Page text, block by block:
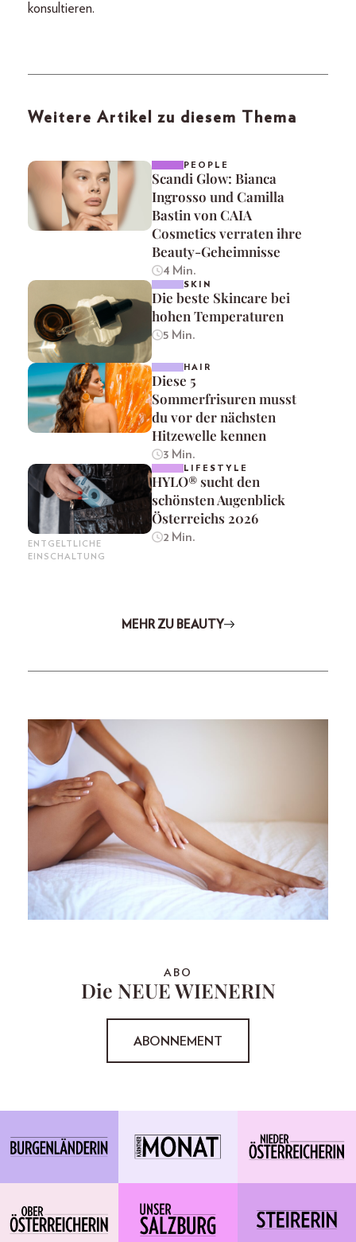
konsultieren.
Weitere Artikel zu diesem Thema
PEOPLE
Scandi Glow: Bianca
Ingrosso und Camilla
Bastin von CAIA
Cosmetics verraten ihre
Beauty-Geheimnisse
4 Min.
SKIN
Die beste Skincare bei
hohen Temperaturen
5 Min.
HAIR
Diese 5
Sommerfrisuren musst
du vor der nächsten
Hitzewelle kennen
3 Min.
ENTGELTLICHE
EINSCHALTUNG
LIFESTYLE
HYLO® sucht den
schönsten Augenblick
Österreichs 2026
2 Min.
MEHR ZU BEAUTY
ABO
Die NEUE WIENERIN
ABONNEMENT